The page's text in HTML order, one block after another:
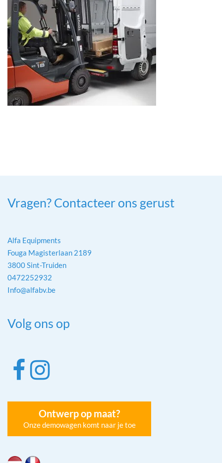
Vragen? Contacteer ons gerust
Alfa Equipments
Fouga Magisterlaan 2189
3800 Sint-Truiden
0472252932
Info@alfabv.be
Volg ons op
Ontwerp op maat?
Onze demowagen komt naar je toe